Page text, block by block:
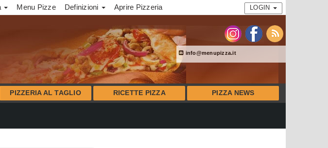
Menu Pizze Definizioni Aprire Pizzeria LOGIN
info@menupizza.it
PIZZERIA AL TAGLIO RICETTE PIZZA PIZZA NEWS